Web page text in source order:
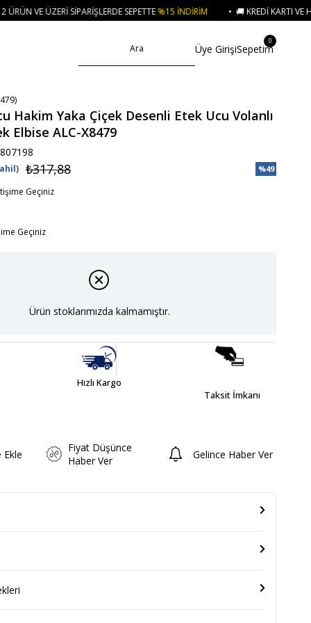
SEPETTE%15 İNDIRIM • 🚚 KREDI KARTI VE HAVALE
Üye GirişiSepetim
0
Hakim Yaka Çiçek Desenli Etek Ucu Volanlı
Elbise ALC-X8479
%49
₺317,88
Geçiniz
Geçiniz
Ürün stoklarımızda kalmamıştır.
Hızlı Kargo
Taksit İmkanı
Ekle
Fiyat Düşünce
Haber Ver
Gelince Haber Ver